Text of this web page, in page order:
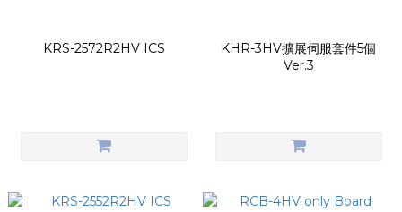
KRS-2572R2HV ICS
KHR-3HV擴展伺服套件5個
Ver.3